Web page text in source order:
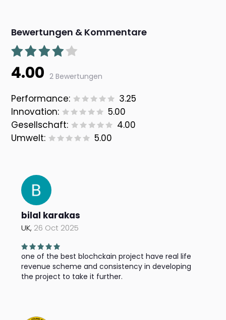
Bewertungen & Kommentare
4.00 2 Bewertungen
Performance:
3.25
Innovation:
5.00
Gesellschaft:
4.00
Umwelt:
5.00
bilal karakas
UK, 26 Oct 2025
one of the best blochckain project have real life
revenue scheme and consistency in developing
the project to take it further.